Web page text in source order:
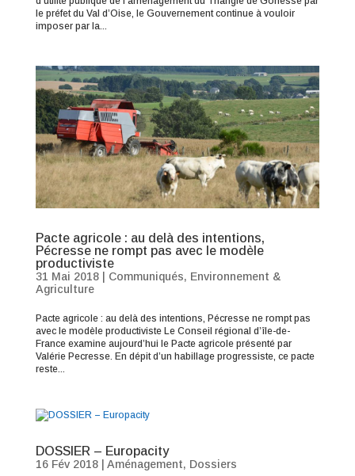
le préfet du Val d’Oise, le Gouvernement continue à vouloir
imposer par la...
Pacte agricole : au delà des intentions,
Pécresse ne rompt pas avec le modèle
productiviste
31 Mai 2018| Communiqués, Environnement &
Agriculture
Pacte agricole : au delà des intentions, Pécresse ne rompt pas
avec le modèle productiviste Le Conseil régional d’île-de-
France examine aujourd’hui le Pacte agricole présenté par
Valérie Pecresse. En dépit d’un habillage progressiste, ce pacte
reste...
DOSSIER – Europacity
16 Fév 2018| Aménagement, Dossiers